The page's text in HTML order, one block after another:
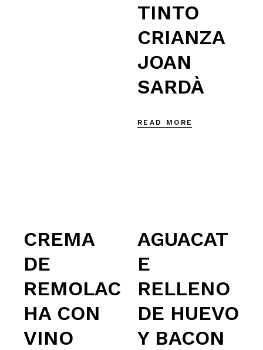
TINTO
CRIANZA
JOAN
SARDÀ
READ MORE
CREMA
DE
REMOLAC
HA CON
VINO
AGUACAT
E
RELLENO
DE HUEVO
Y BACON